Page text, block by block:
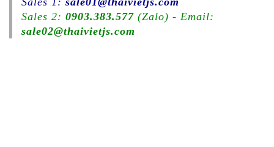
Sales 2: 0903.383.577 (Zalo) - Email:
sale02@thaivietjs.com